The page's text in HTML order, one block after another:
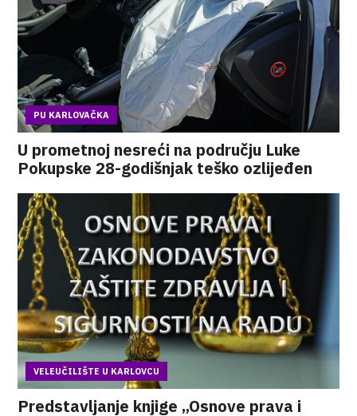
PU KARLOVAČKA
U prometnoj nesreći na području Luke
Pokupske 28-godišnjak teško ozlijeđen
VELEUČILIŠTE U KARLOVCU
Predstavljanje knjige „Osnove prava i